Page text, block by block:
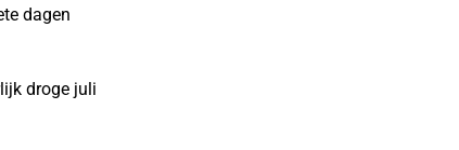
dagen
droge juli